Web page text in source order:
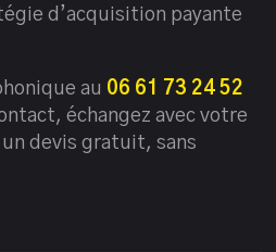
d’acquisition payante
au 06 61 73 24 52
échangez avec votre
devis gratuit, sans